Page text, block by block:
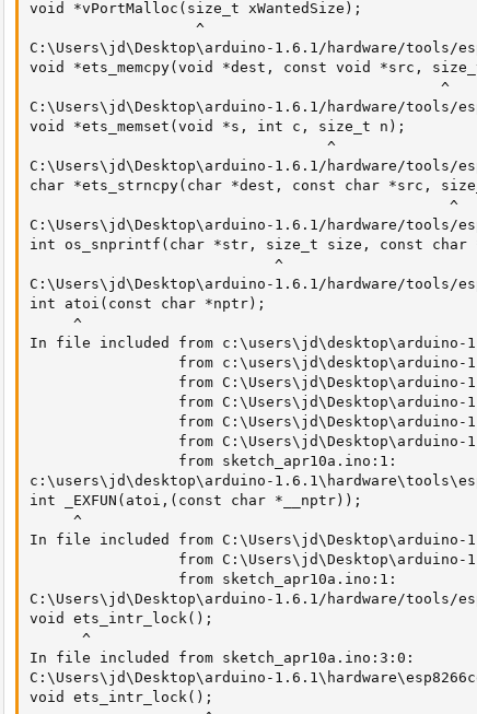
void *vPortMalloc(size_t xWantedSize);
                   ^
C:\Users\jd\Desktop\arduino-1.6.1/hardware/tools/
void *ets_memcpy(void *dest, const void *src,
                                               ^
C:\Users\jd\Desktop\arduino-1.6.1/hardware/tools/
void *ets_memset(void *s, int c, size_t n);
                                  ^
C:\Users\jd\Desktop\arduino-1.6.1/hardware/tools/
char *ets_strncpy(char *dest, const char *src,
                                                ^
C:\Users\jd\Desktop\arduino-1.6.1/hardware/tools/
int os_snprintf(char *str, size_t size, const
                            ^
C:\Users\jd\Desktop\arduino-1.6.1/hardware/
int atoi(const char *nptr);
     ^
In file included from c:\users\jd\desktop\arduino-
from
from
from
from
from
                 from sketch_apr10a.ino:1:
c:\users\jd\desktop\arduino-
int _EXFUN(atoi,(const char *__nptr));
     ^
In file included from C:\Users\jd\Desktop\arduino-
from
                 from sketch_apr10a.ino:1:
C:\Users\jd\Desktop\arduino-1.6.1/hardware/
void ets_intr_lock();
      ^
In file included from sketch_apr10a.ino:3:0:
C:\Users\jd\Desktop\arduino-
void ets_intr_lock();